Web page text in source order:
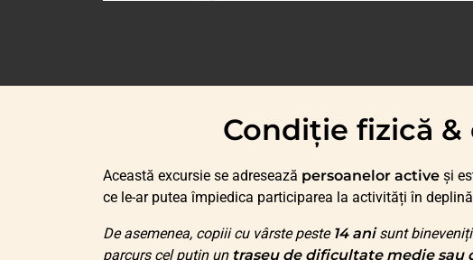
Condiție fizică
Această excursie se adresează persoanelor active și
ce le-ar putea împiedica participarea la activități în
De asemenea, copiii cu vârste peste 14 anisunt bineveniți
parcurs cel puțin un traseu de dificultate medie sau